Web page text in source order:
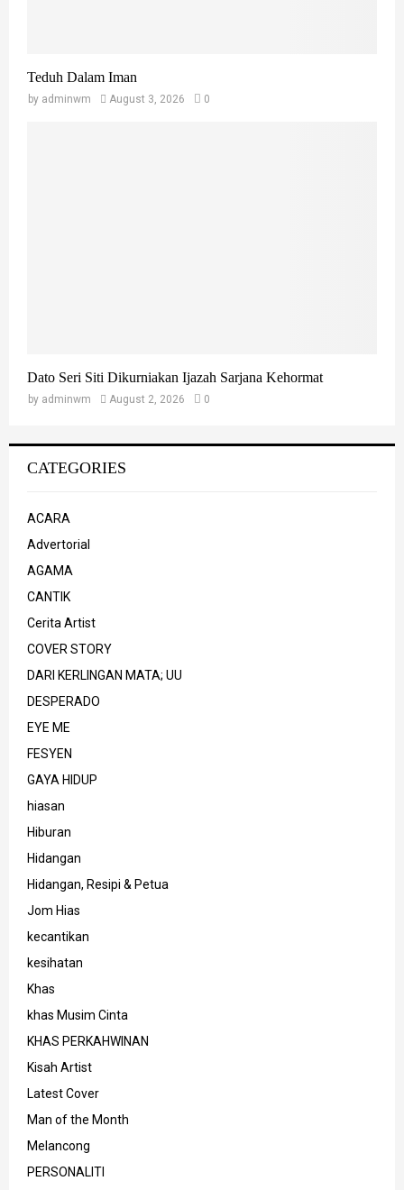
Teduh Dalam Iman
by adminwm August 3, 2026 0
Dato Seri Siti Dikurniakan Ijazah Sarjana Kehormat
by adminwm August 2, 2026 0
CATEGORIES
ACARA
Advertorial
AGAMA
CANTIK
Cerita Artist
COVER STORY
DARI KERLINGAN MATA; UU
DESPERADO
EYE ME
FESYEN
GAYA HIDUP
hiasan
Hiburan
Hidangan
Hidangan, Resipi & Petua
Jom Hias
kecantikan
kesihatan
Khas
khas Musim Cinta
KHAS PERKAHWINAN
Kisah Artist
Latest Cover
Man of the Month
Melancong
PERSONALITI